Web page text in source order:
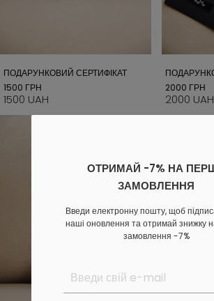
ОТРИМАЙ -7% НА
ЗАМОВЛЕННЯ
Введи електронну пошту, щоб
наші оновлення та отримай знижку
замовлення -7%
ПОДАРУНКОВИЙ СЕРТИФІКАТ
1500 ГРН
1500 UAH
2000 ГРН
2000 UAH